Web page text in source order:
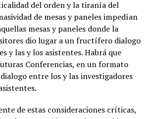
del orden y la tiranía del
de mesas y paneles impedían
mesas y paneles donde la
dio lugar a un fructífero dialogo
y las y los asistentes. Habrá que
Conferencias, en un formato
entre los y las investigadores
de estas consideraciones críticas,